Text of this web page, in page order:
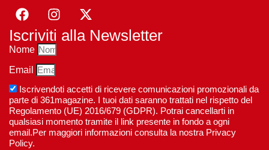
Iscriviti alla Newsletter
Nome
Email
Iscrivendoti accetti di ricevere comunicazioni promozionali da
parte di 361magazine. I tuoi dati saranno trattati nel rispetto del
Regolamento (UE) 2016/679 (GDPR). Potrai cancellarti in
qualsiasi momento tramite il link presente in fondo a ogni
email.Per maggiori informazioni consulta la nostra Privacy
Policy.